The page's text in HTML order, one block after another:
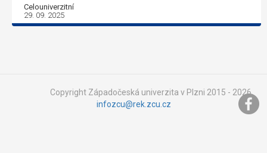
Celouniverzitní
29. 09. 2025
Copyright Západočeská univerzita v Plzni 2015 - 2026,
infozcu@rek.zcu.cz